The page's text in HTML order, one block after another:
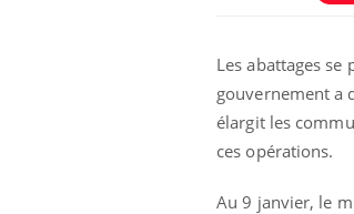
Les abattages
gouvernement a
élargit les
ces opérations.
Au 9 janvier, le